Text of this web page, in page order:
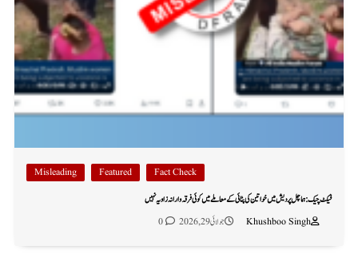
Fact Check
Featured
Misleading
فیکٹ چیک: ہماچل پردیش میں خواتین کی پٹائی کے معاملے میں کوئی فرقہ وارانہ زاویہ نہیں
Khushboo Singh
جولائی 29, 2026 0